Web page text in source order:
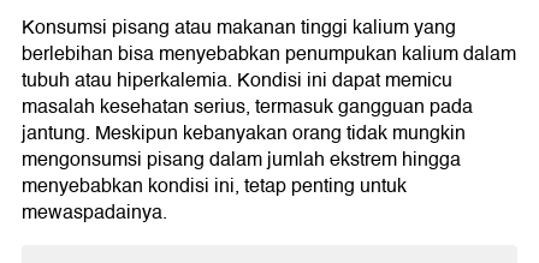
Konsumsi pisang atau makanan tinggi kalium yang
berlebihan bisa menyebabkan penumpukan kalium dalam
tubuh atau hiperkalemia. Kondisi ini dapat memicu
masalah kesehatan serius, termasuk gangguan pada
jantung. Meskipun kebanyakan orang tidak mungkin
mengonsumsi pisang dalam jumlah ekstrem hingga
menyebabkan kondisi ini, tetap penting untuk
mewaspadainya.